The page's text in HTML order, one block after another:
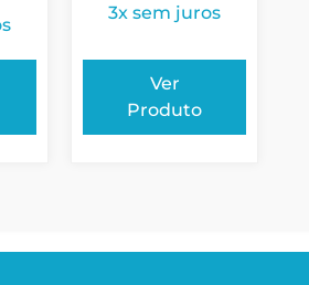
3x sem juros
Ver
Produto